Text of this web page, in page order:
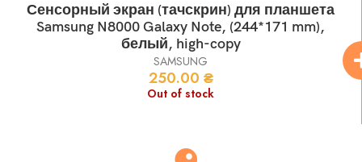
Сенсорный экран (тачскрин) для планшета
Samsung N8000 Galaxy Note, (244*171 mm),
белый, high-copy
SAMSUNG
250.00 ₴
Out of stock